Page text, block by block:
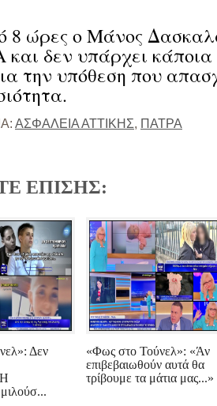
8 ώρες ο Μάνος
δεν υπάρχει κάποια
την υπόθεση που
ΑΣΦΑΛΕΙΑ ΑΤΤΙΚΗΣ, ΠΑΤΡΑ
ΕΠΙΣΗΣ:
Δεν
«Φως στο Τούνελ»: «Άν
επιβεβαιωθούν αυτά θα
τρίβουμε τα μάτια μας...»